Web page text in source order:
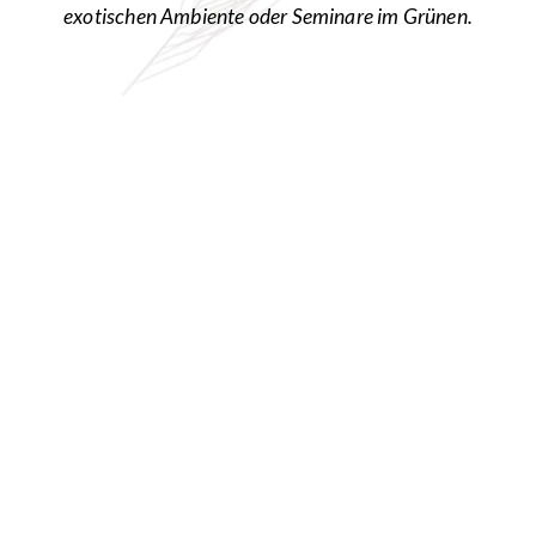
exotischen Ambiente oder Seminare im Grünen.